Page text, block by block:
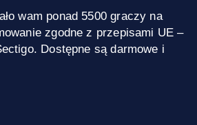
wam ponad 5500 graczy na
zgodne z przepisami UE –
Dostępne są darmowe i